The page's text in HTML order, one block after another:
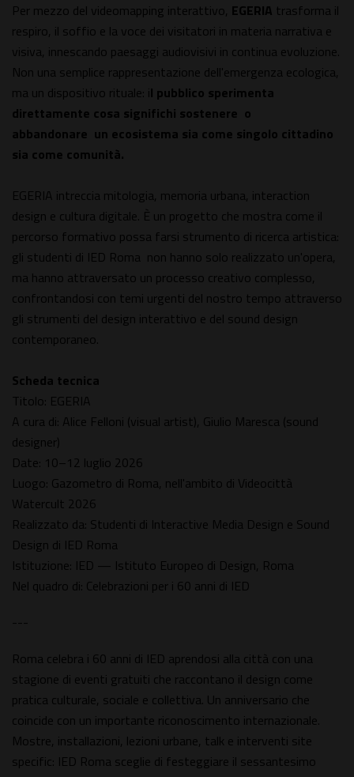
Per mezzo del videomapping interattivo, EGERIA trasforma il
respiro, il soffio e la voce dei visitatori in materia narrativa e
visiva, innescando paesaggi audiovisivi in continua evoluzione.
Non una semplice rappresentazione dell'emergenza ecologica,
ma un dispositivo rituale: il pubblico sperimenta
direttamente cosa significhi sostenere o
abbandonare un ecosistema sia come singolo cittadino
sia come comunità.
EGERIA intreccia mitologia, memoria urbana, interaction
design e cultura digitale. È un progetto che mostra come il
percorso formativo possa farsi strumento di ricerca artistica:
gli studenti di IED Roma non hanno solo realizzato un'opera,
ma hanno attraversato un processo creativo complesso,
confrontandosi con temi urgenti del nostro tempo attraverso
gli strumenti del design interattivo e del sound design
contemporaneo.
Scheda tecnica
Titolo: EGERIA
A cura di: Alice Felloni (visual artist), Giulio Maresca (sound
designer)
Date: 10–12 luglio 2026
Luogo: Gazometro di Roma, nell'ambito di Videocittà
Watercult 2026
Realizzato da: Studenti di Interactive Media Design e Sound
Design di IED Roma
Istituzione: IED — Istituto Europeo di Design, Roma
Nel quadro di: Celebrazioni per i 60 anni di IED
---
Roma celebra i 60 anni di IED aprendosi alla città con una
stagione di eventi gratuiti che raccontano il design come
pratica culturale, sociale e collettiva. Un anniversario che
coincide con un importante riconoscimento internazionale.
Mostre, installazioni, lezioni urbane, talk e interventi site
specific: IED Roma sceglie di festeggiare il sessantesimo